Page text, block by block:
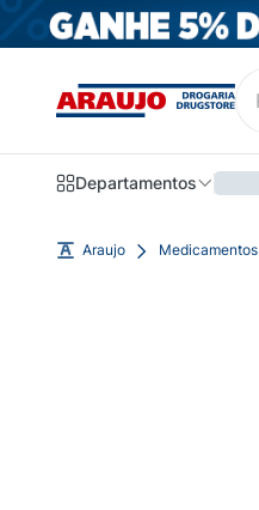
Departamentos
Araujo Medicamentos